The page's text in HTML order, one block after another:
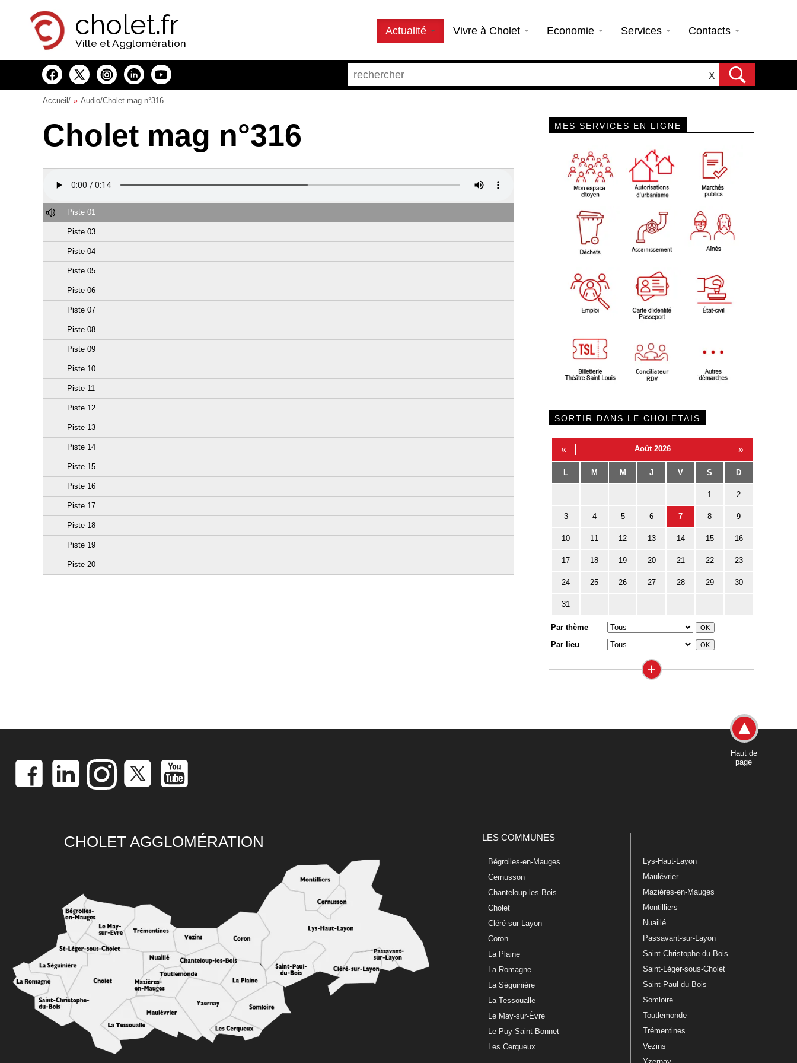
cholet.fr
Ville et Agglomération
Actualité Vivre à Cholet Economie Services Contacts
X
Accueil / Audio/Cholet mag n°316
Cholet mag n°316
Piste 01
Piste 03
Piste 04
Piste 05
Piste 06
Piste 07
Piste 08
Piste 09
Piste 10
Piste 11
Piste 12
Piste 13
Piste 14
Piste 15
Piste 16
Piste 17
Piste 18
Piste 19
Piste 20
MES SERVICES EN LIGNE
SORTIR DANS LE CHOLETAIS
« Août 2026 »
L M M J V S D
1 2
3 4 5 6 7 8 9
10 11 12 13 14 15 16
17 18 19 20 21 22 23
24 25 26 27 28 29 30
31
Par thème
Par lieu
+
Haut de
page
CHOLET AGGLOMÉRATION LES COMMUNES
Bégrolles-en-Mauges
Cernusson
Chanteloup-les-Bois
Cholet
Cléré-sur-Layon
Coron
La Plaine
La Romagne
La Séguinière
La Tessoualle
Le May-sur-Èvre
Le Puy-Saint-Bonnet
Les Cerqueux
Lys-Haut-Layon
Maulévrier
Mazières-en-Mauges
Montilliers
Nuaillé
Passavant-sur-Layon
Saint-Christophe-du-Bois
Saint-Léger-sous-Cholet
Saint-Paul-du-Bois
Somloire
Toutlemonde
Trémentines
Vezins